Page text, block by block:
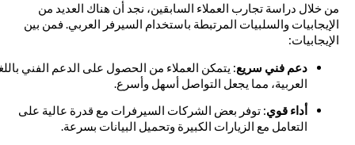
من خلال دراسة تجارب العملاء السابقين، نجد أن هناك العديد من
الإيجابيات والسلبيات المرتبطة باستخدام السيرفر العربي. فمن بين
الإيجابيات:
دعم فني سريع : يتمكن العملاء من الحصول على الدعم الفني باللغة
العربية، مما يجعل التواصل أسهل وأسرع.
أداء قوي: توفر بعض الشركات السيرفرات مع قدرة عالية على
التعامل مع الزيارات الكبيرة وتحميل البيانات بسرعة.